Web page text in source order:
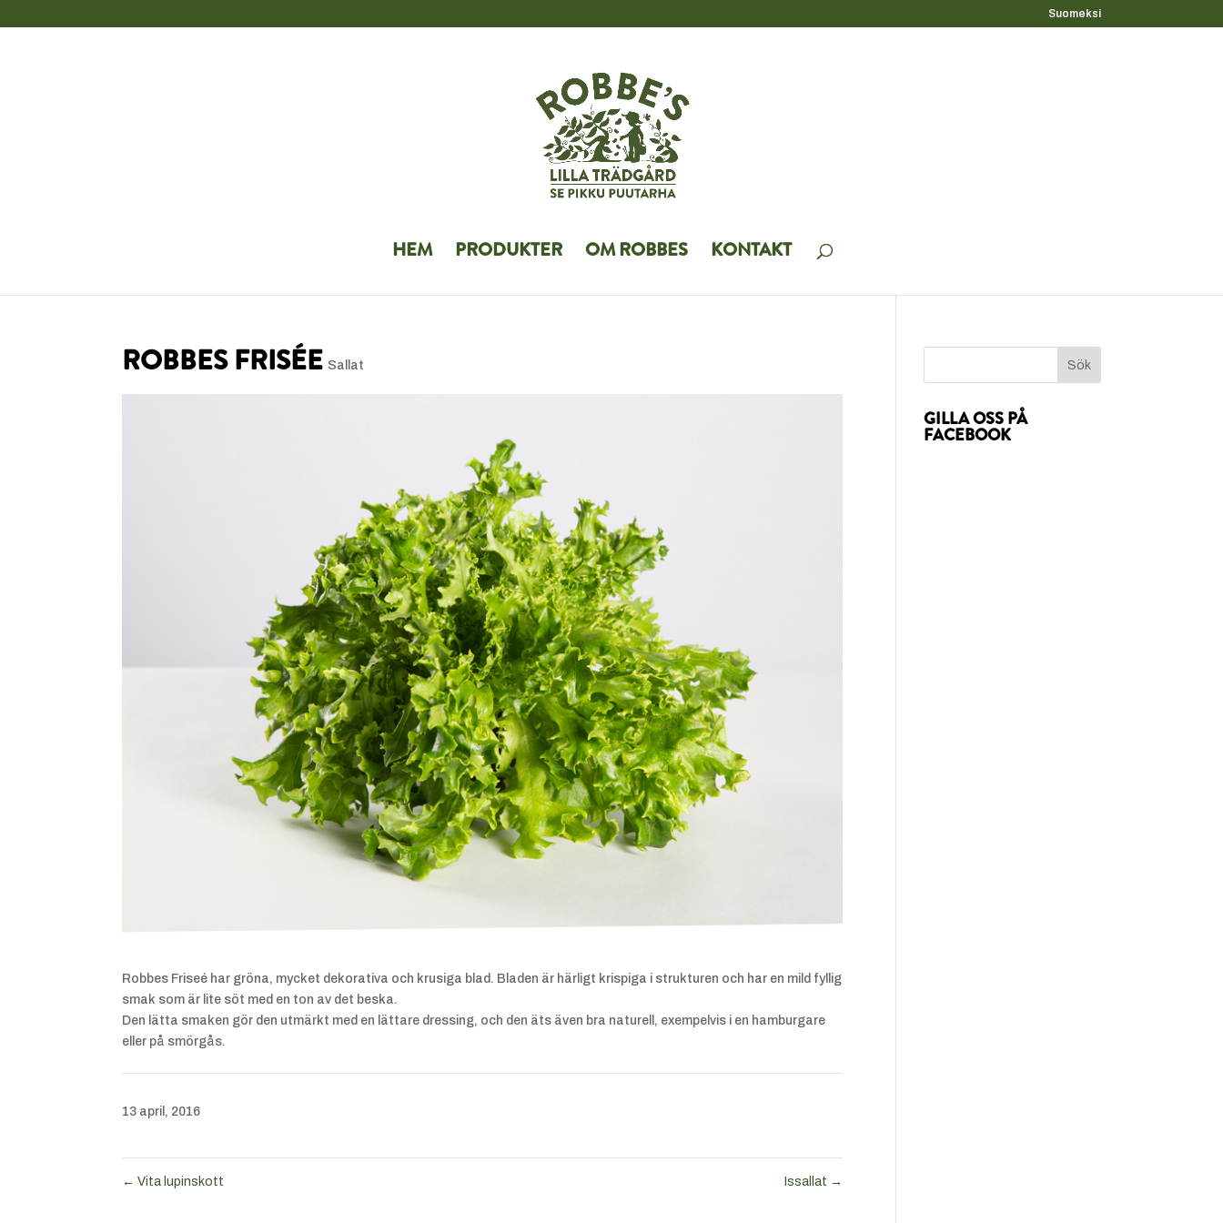
Suomeksi
HEM PRODUKTER OM ROBBES KONTAKT
ROBBES FRISÉE Sallat
Robbes Friseé har gröna, mycket dekorativa och krusiga blad. Bladen är härligt krispiga i strukturen och har en mild fyllig
smak som är lite söt med en ton av det beska.
Den lätta smaken gör den utmärkt med en lättare dressing, och den äts även bra naturell, exempelvis i en hamburgare
eller på smörgås.
13 april, 2016
← Vita lupinskott Issallat →
GILLA OSS PÅ
FACEBOOK